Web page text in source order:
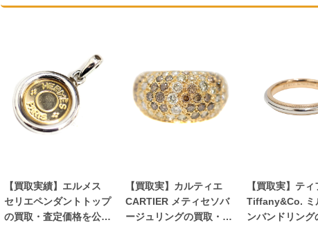
【買取実績】エルメス
セリエペンダントトップ
の買取・査定価格を公
【買取実】カルティエ
CARTIER メティセソバ
ージュリングの買取・査
【買取実】テ
Tiffany&Co. ミルグレイ
ンバンドリング